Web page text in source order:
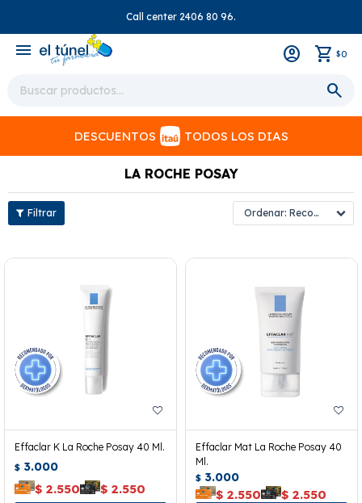
Call center 2406 80 96.
menu $0
DESCUENTOS TODOS LOS DIAS
LA ROCHE POSAY
Recomendados
Effaclar K La Roche Posay 40 Ml.
$ 3.000
$ 2.550 $ 2.550
Effaclar Mat La Roche Posay 40
Ml.
$ 3.000
$ 2.550 $ 2.550
close